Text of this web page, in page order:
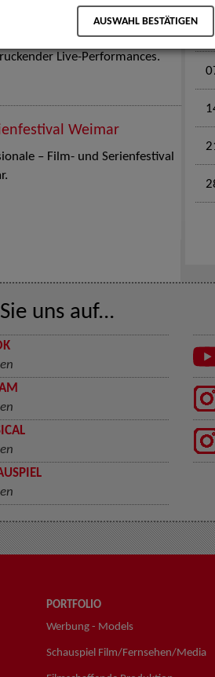
Die Stuttgart Street Art
bis 18 Uhr in eine große Open-
Live-Performances.
Weimar
– Film- und Serienfestival
uns auf...
PORTFOLIO
Werbung - Models
Schauspiel Film/Fernsehen/Media
AUSWAHL BESTÄTIGEN